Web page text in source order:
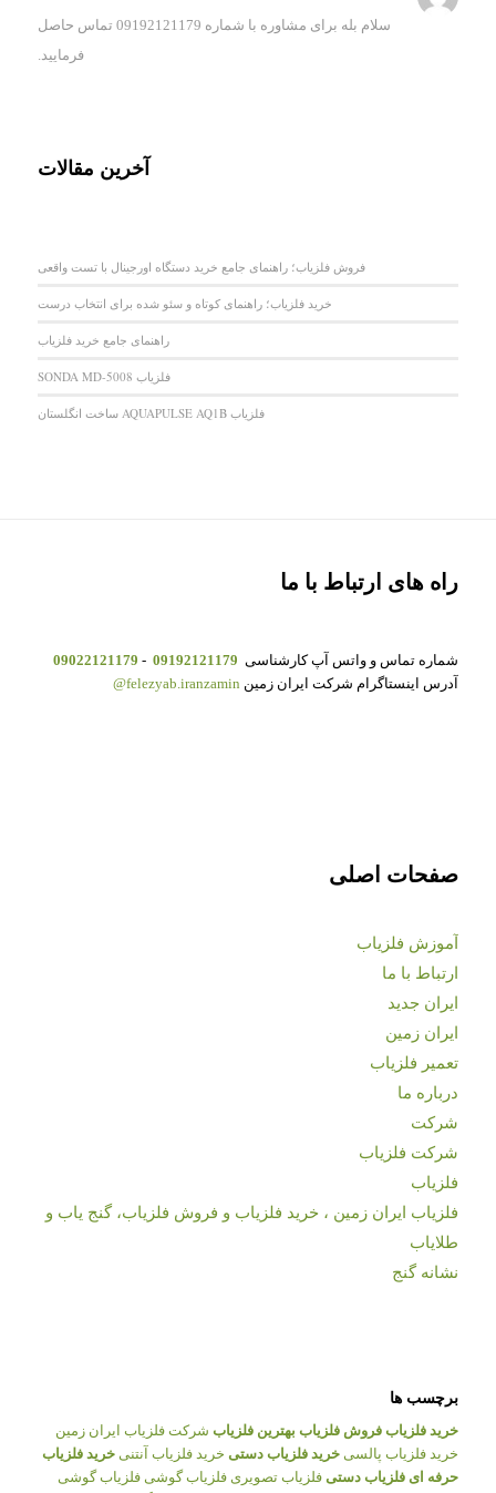
سلام بله برای مشاوره با شماره 09192121179 تماس حاصل
فرمایید.
آخرین مقالات
فروش فلزیاب؛ راهنمای جامع خرید دستگاه اورجینال با تست واقعی
خرید فلزیاب؛ راهنمای کوتاه و سئو شده برای انتخاب درست
راهنمای جامع خرید فلزیاب
فلزیاب SONDA MD-5008
فلزیاب AQUAPULSE AQ1B ساخت انگلستان
راه های ارتباط با ما
شماره تماس و واتس آپ کارشناسی 09192121179
-
09022121179
آدرس اینستاگرام شرکت ایران زمین felezyab.iranzamin@
صفحات اصلی
آموزش فلزیاب
ارتباط با ما
ایران جدید
ایران زمین
تعمیر فلزیاب
درباره ما
شرکت
شرکت فلزیاب
فلزیاب
فلزیاب ایران زمین ، خرید فلزیاب و فروش فلزیاب، گنج یاب و
طلایاب
نشانه گنج
برچسب ها
خرید فلزیاب فروش فلزیاب بهترین فلزیاب شرکت فلزیاب ایران زمین
خرید فلزیاب پالسی خرید فلزیاب دستی خرید فلزیاب آنتنی خرید فلزیاب
حرفه ای فلزیاب دستی فلزیاب تصویری فلزیاب گوشی فلزیاب گوشی